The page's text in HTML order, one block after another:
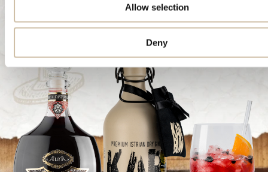
Allow selection
Deny